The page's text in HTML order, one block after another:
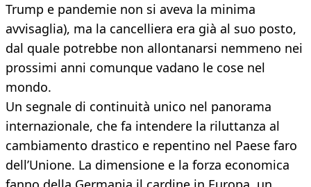
Trump e pandemie non si aveva la minima
avvisaglia), ma la cancelliera era già al suo posto,
dal quale potrebbe non allontanarsi nemmeno nei
prossimi anni comunque vadano le cose nel
mondo.
Un segnale di continuità unico nel panorama
internazionale, che fa intendere la riluttanza al
cambiamento drastico e repentino nel Paese faro
dell’Unione. La dimensione e la forza economica